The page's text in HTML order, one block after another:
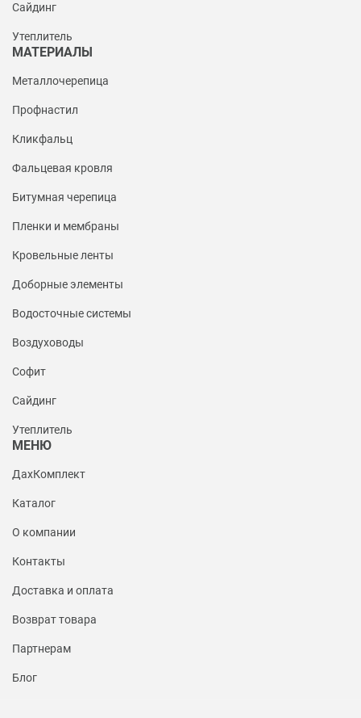
Сайдинг
Утеплитель
МАТЕРИАЛЫ
Металлочерепица
Профнастил
Кликфальц
Фальцевая кровля
Битумная черепица
Пленки и мембраны
Кровельные ленты
Доборные элементы
Водосточные системы
Воздуховоды
Софит
Сайдинг
Утеплитель
МЕНЮ
ДахКомплект
Каталог
О компании
Контакты
Доставка и оплата
Возврат товара
Партнерам
Блог